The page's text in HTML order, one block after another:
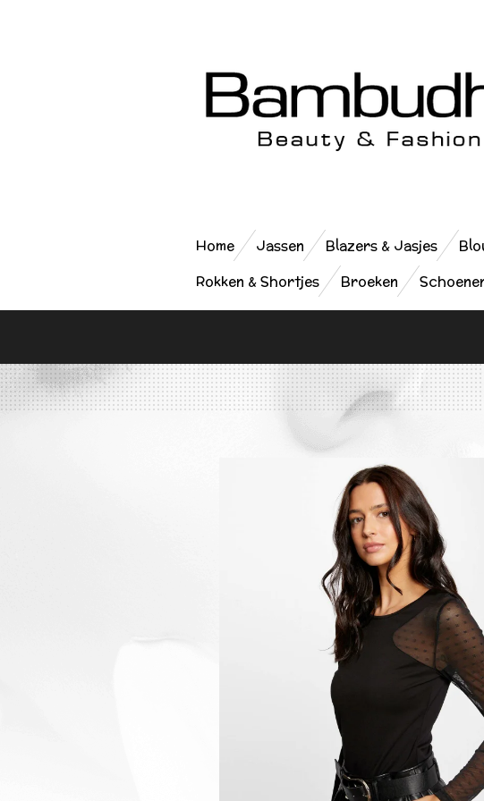
Home Jassen Blazers & Jasjes
Rokken & Shortjes
Broeken